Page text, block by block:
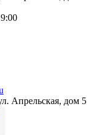
Апрельская, дом 5